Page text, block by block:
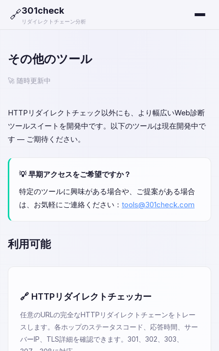
🔗301check
リダイレクトチェーン分析
その他のツール
🚀 随時更新中
HTTPリダイレクトチェック以外にも、より幅広いWeb診断
ツールスイートを開発中です。以下のツールは現在開発中で
す — ご期待ください。
💡 早期アクセスをご希望ですか？
特定のツールに興味がある場合や、ご提案がある場合
は、お気軽にご連絡ください： tools@301check.com
利用可能
🔗 HTTPリダイレクトチェッカー
任意のURLの完全なHTTPリダイレクトチェーンをトレー
スします。各ホップのステータスコード、応答時間、サー
バーIP、TLS詳細を確認できます。301、302、303、